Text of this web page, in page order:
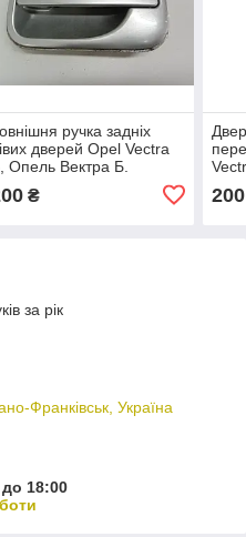
ручка задніх
дверей Opel Vectra
Опель Вектра Б.
₴ 200
за рік
Франківськ, Україна
18:00